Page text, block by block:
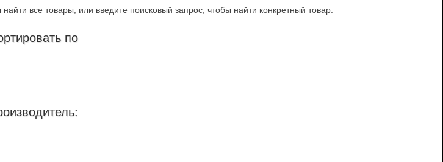
все товары, или введите поисковый запрос, чтобы найти конкретный товар.
по